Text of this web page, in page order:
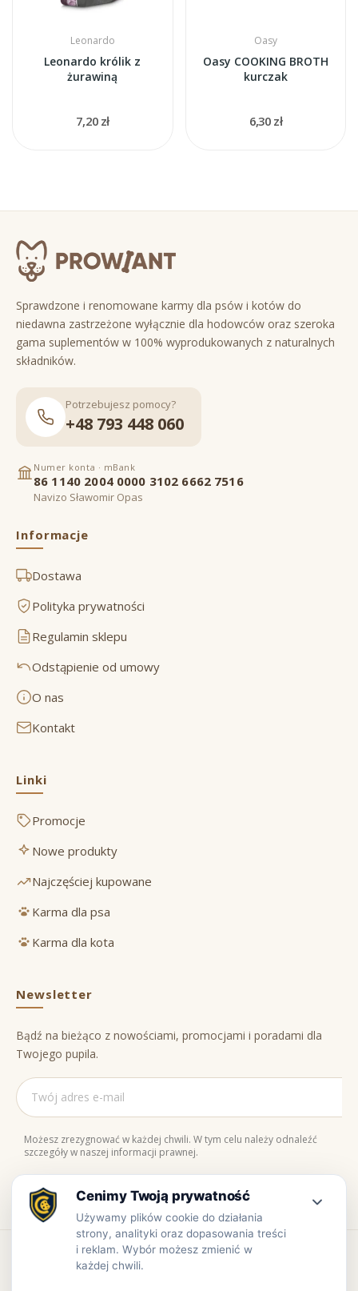
Leonardo
Leonardo królik z
żurawiną
7,20 zł
Oasy
Oasy COOKING BROTH
kurczak
6,30 zł
Sprawdzone i renomowane karmy dla psów i kotów do
niedawna zastrzeżone wyłącznie dla hodowców oraz szeroka
gama suplementów w 100% wyprodukowanych z naturalnych
składników.
Potrzebujesz pomocy?
+48 793 448 060
Numer konta · mBank
86 1140 2004 0000 3102 6662 7516
Navizo Sławomir Opas
Informacje
Dostawa
Polityka prywatności
Regulamin sklepu
Odstąpienie od umowy
O nas
Kontakt
Linki
Promocje
Nowe produkty
Najczęściej kupowane
Karma dla psa
Karma dla kota
Newsletter
Bądź na bieżąco z nowościami, promocjami i poradami dla
Twojego pupila.
Możesz zrezygnować w każdej chwili. W tym celu należy odnaleźć
szczegóły w naszej informacji prawnej.
Naturalne składniki
100% jakości Zaufaj nam
Copyright © www.prowiant.pl · powered by apify.pl
Bezpieczne płatności